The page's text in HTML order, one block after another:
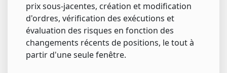
prix sous-jacentes, création et modification
d'ordres, vérification des exécutions et
évaluation des risques en fonction des
changements récents de positions, le tout à
partir d'une seule fenêtre.